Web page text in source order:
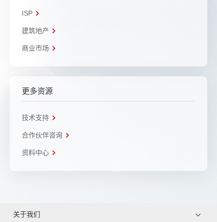
ISP
建筑地产
商业市场
更多资源
技术支持
合作伙伴咨询
资料中心
关于我们